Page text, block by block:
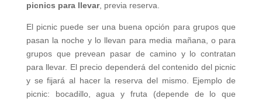
picnics para llevar, previa reserva.
El picnic puede ser una buena opción para grupos que
pasan la noche y lo llevan para media mañana, o para
grupos que prevean pasar de camino y lo contratan
para llevar. El precio dependerá del contenido del picnic
y se fijará al hacer la reserva del mismo. Ejemplo de
picnic: bocadillo, agua y fruta (depende de lo que